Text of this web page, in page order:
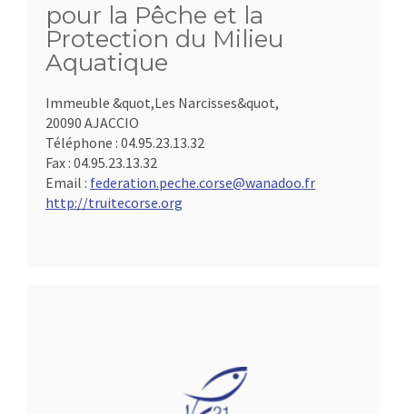
pour la Pêche et la
Protection du Milieu
Aquatique
Immeuble &quot,Les Narcisses&quot,
20090 AJACCIO
Téléphone : 04.95.23.13.32
Fax : 04.95.23.13.32
Email : federation.peche.corse@wanadoo.fr
http://truitecorse.org